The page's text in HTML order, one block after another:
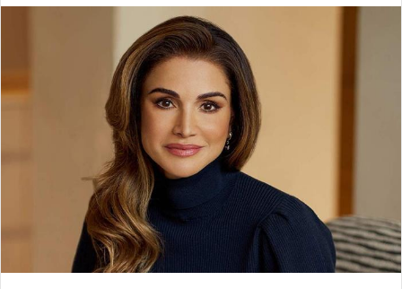
ل
ى
X
ر
ي
د
ا
إ
ل
ك
ن
ا